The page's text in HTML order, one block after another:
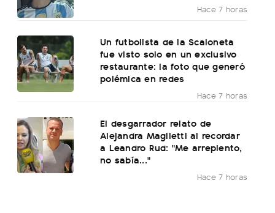
Hace 7 horas
Un futbolista de la Scaloneta
fue visto solo en un exclusivo
restaurante: la foto que generó
polémica en redes
Hace 7 horas
El desgarrador relato de
Alejandra Maglietti al recordar
a Leandro Rud: "Me arrepiento,
no sabía..."
Hace 7 horas